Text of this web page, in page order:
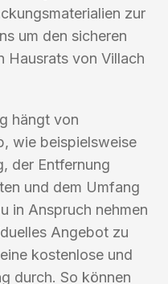
zur
um den sicheren
Hausrats von Villach
hängt von
wie beispielsweise
der Entfernung
und dem Umfang
in Anspruch nehmen
Angebot zu
kostenlose und
durch. So können